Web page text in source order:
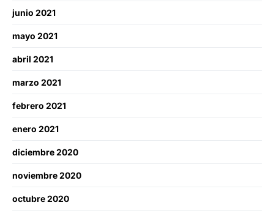
junio 2021
mayo 2021
abril 2021
marzo 2021
febrero 2021
enero 2021
diciembre 2020
noviembre 2020
octubre 2020